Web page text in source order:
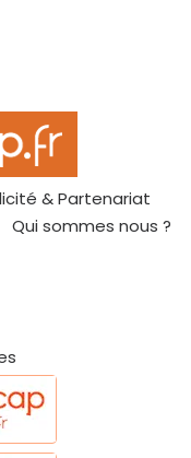
& Partenariat
Qui sommes nous ?